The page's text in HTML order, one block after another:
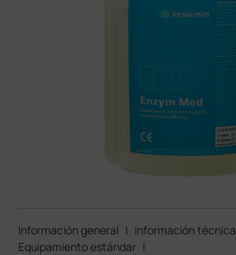
Información general | Información técnica
Equipamiento estándar |